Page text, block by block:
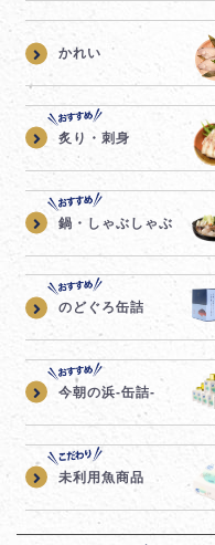
かれい
炙り・刺身
鍋・しゃぶしゃぶ
のどぐろ缶詰
今朝の浜-缶詰-
未利用魚商品